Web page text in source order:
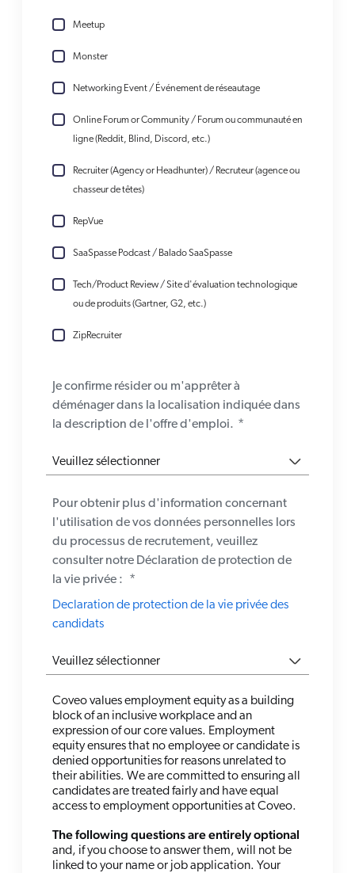
Meetup
Monster
Networking Event / Événement de réseautage
Online Forum or Community / Forum ou communauté en
ligne (Reddit, Blind, Discord, etc.)
Recruiter (Agency or Headhunter) / Recruteur (agence ou
chasseur de têtes)
RepVue
SaaSpasse Podcast / Balado SaaSpasse
Tech/Product Review / Site d'évaluation technologique
ou de produits (Gartner, G2, etc.)
ZipRecruiter
Je confirme résider ou m'apprêter à
déménager dans la localisation indiquée dans
la description de l'offre d'emploi. *
Pour obtenir plus d'information concernant
l'utilisation de vos données personnelles lors
du processus de recrutement, veuillez
consulter notre Déclaration de protection de
la vie privée :
*
Declaration de protection de la vie privée des
candidats
Coveo values employment equity as a building
block of an inclusive workplace and an
expression of our core values. Employment
equity ensures that no employee or candidate is
denied opportunities for reasons unrelated to
their abilities. We are committed to ensuring all
candidates are treated fairly and have equal
access to employment opportunities at Coveo.
The following questions are entirely optional
and, if you choose to answer them, will not be
linked to your name or job application. Your